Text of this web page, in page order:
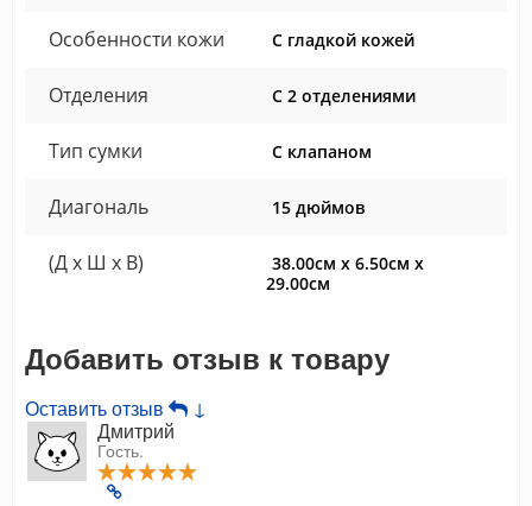
Особенности кожи С гладкой кожей
Отделения С 2 отделениями
Тип сумки С клапаном
Диагональ 15 дюймов
(Д x Ш x В)
38.00см x 6.50см x
29.00см
Добавить отзыв к товару
Оставить отзыв
↓
Дмитрий
Гость.